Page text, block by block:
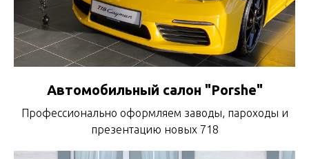
Автомобильный салон "Porshe"
Профессионально оформляем заводы, пароходы и
презентацию новых 718